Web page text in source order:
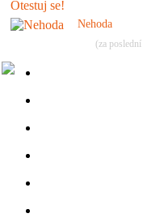
Nehoda
(za